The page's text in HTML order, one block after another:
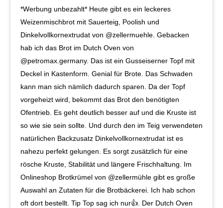
*Werbung unbezahlt* Heute gibt es ein leckeres
Weizenmischbrot mit Sauerteig, Poolish und
Dinkelvollkornextrudat von @zellermuehle. Gebacken
hab ich das Brot im Dutch Oven von
@petromax.germany. Das ist ein Gusseiserner Topf mit
Deckel in Kastenform. Genial für Brote. Das Schwaden
kann man sich nämlich dadurch sparen. Da der Topf
vorgeheizt wird, bekommt das Brot den benötigten
Ofentrieb. Es geht deutlich besser auf und die Kruste ist
so wie sie sein sollte. Und durch den im Teig verwendeten
natürlichen Backzusatz Dinkelvollkornextrudat ist es
nahezu perfekt gelungen. Es sorgt zusätzlich für eine
rösche Kruste, Stabilität und längere Frischhaltung. Im
Onlineshop Brotkrümel von @zellermühle gibt es große
Auswahl an Zutaten für die Brotbäckerei. Ich hab schon
oft dort bestellt. Tip Top sag ich nur👍. Der Dutch Oven